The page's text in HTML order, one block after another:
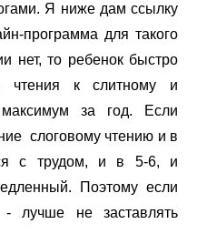
Я ниже дам ссылку
программа для такого
нет, то ребенок быстро
чтения к слитному и
за год. Если
слоговому чтению и в
с трудом, и в 5-6, и
Поэтому если
- лучше не заставлять